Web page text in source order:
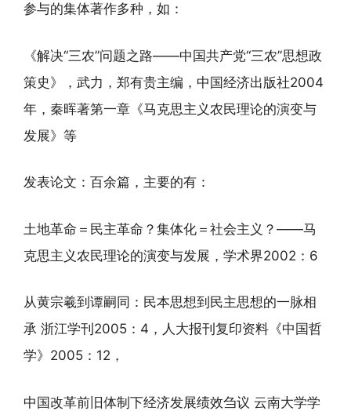
参与的集体著作多种，如：
《解决“三农”问题之路——中国共产党“三农”思想政
策史》，武力，郑有贵主编，中国经济出版社2004
年，秦晖著第一章《马克思主义农民理论的演变与
发展》等
发表论文：百余篇，主要的有：
土地革命＝民主革命？集体化＝社会主义？——马
克思主义农民理论的演变与发展，学术界2002：6
从黄宗羲到谭嗣同：民本思想到民主思想的一脉相
承 浙江学刊2005：4，人大报刊复印资料《中国哲
学》2005：12，
中国改革前旧体制下经济发展绩效刍议 云南大学学